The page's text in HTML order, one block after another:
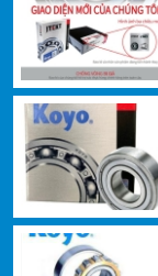
và tại sao phải
mua và yêu cầu